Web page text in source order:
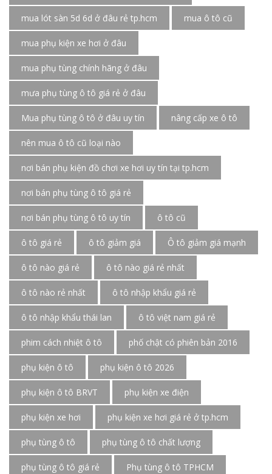
mua lót sàn 5d 6d ở đâu rẻ tp.hcm mua ô tô cũ
mua phụ kiện xe hơi ở đâu
mua phụ tùng chính hãng ở đâu
mưa phụ tùng ô tô giá rẻ ở đâu
Mua phụ tùng ô tô ở đâu uy tín nâng cấp xe ô tô
nên mua ô tô cũ loại nào
nơi bán phụ kiện đồ chơi xe hơi uy tín tại tp.hcm
nơi bán phụ tùng ô tô giá rẻ
nơi bán phụ tùng ô tô uy tín ô tô cũ
ô tô giá rẻ ô tô giảm giá Ô tô giảm giá mạnh
ô tô nào giá rẻ ô tô nào giá rẻ nhất
ô tô nào rẻ nhất ô tô nhập khẩu giá rẻ
ô tô nhập khẩu thái lan ô tô việt nam giá rẻ
phim cách nhiệt ô tô phố chật có phiên bản 2016
phụ kiện ô tô phụ kiện ô tô 2026
phụ kiện ô tô BRVT phụ kiện xe điện
phụ kiện xe hơi phụ kiện xe hơi giá rẻ ở tp.hcm
phụ tùng ô tô phụ tùng ô tô chất lượng
phụ tùng ô tô giá rẻ Phụ tùng ô tô TPHCM